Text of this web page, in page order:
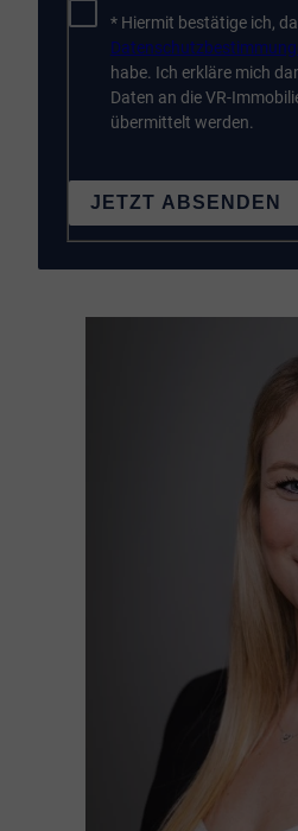
* Hiermit bestätige ich,
habe. Ich erkläre mich
Daten an die VR-
übermittelt werden.
JETZT ABSENDEN